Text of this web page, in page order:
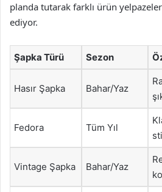
planda tutarak farklı ürün
ediyor.
Şapka Türü Sezon
Hasır Şapka Bahar/Yaz
Fedora Tüm Yıl
Vintage Şapka Bahar/Yaz